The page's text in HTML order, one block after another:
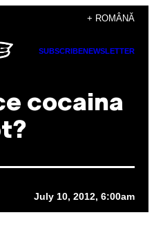
+ ROMÂNĂ
SUBSCRIBENEWSLETTER
cocaina
July 10, 2012, 6:00am